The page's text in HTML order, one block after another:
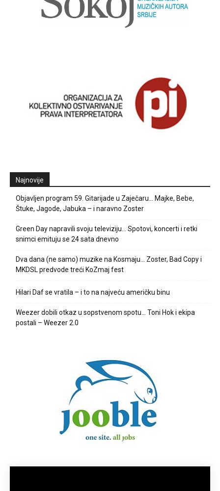
Najnovije
Objavljen program 59. Gitarijade u Zaječaru… Majke, Bebe,
Štuke, Jagode, Jabuka – i naravno Zoster
Green Day napravili svoju televiziju… Spotovi, koncerti i retki
snimci emituju se 24 sata dnevno
Dva dana (ne samo) muzike na Kosmaju… Zoster, Bad Copy i
MKDSL predvode treći KoZmaj fest
Hilari Daf se vratila – i to na najveću američku binu
Weezer dobili otkaz u sopstvenom spotu… Toni Hok i ekipa
postali – Weezer 2.0